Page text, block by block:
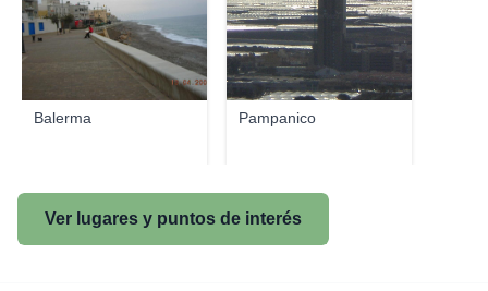
Balerma Pampanico
Ver lugares y puntos de interés